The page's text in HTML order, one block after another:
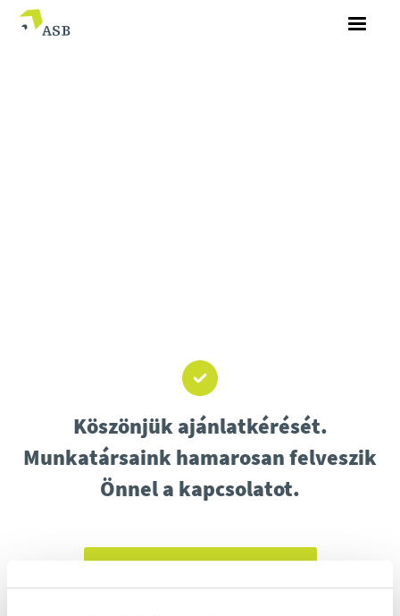
Köszönjük ajánlatkérését.
Munkatársaink hamarosan felveszik
Önnel a kapcsolatot.